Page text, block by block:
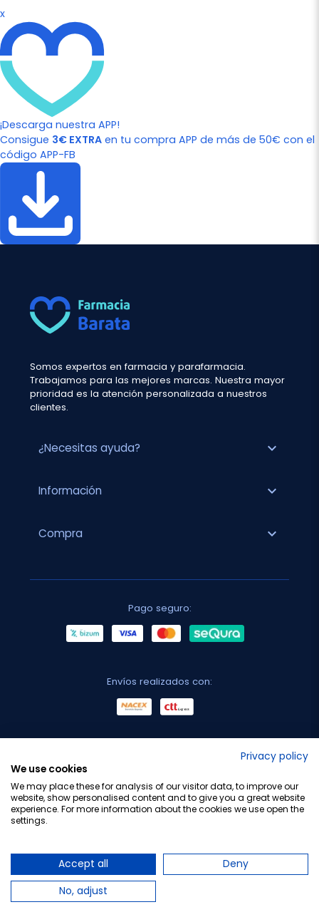
x
¡Descarga nuestra APP!
Consigue 3€ EXTRA en tu compra APP de más de 50€ con el
código APP-FB
Somos expertos en farmacia y parafarmacia.
Trabajamos para las mejores marcas. Nuestra mayor
prioridad es la atención personalizada a nuestros
clientes.
¿Necesitas ayuda? expand_more
Información expand_more
Compra expand_more
Pago seguro:
Envíos realizados con:
Privacy policy
We use cookies
We may place these for analysis of our visitor data, to improve our
website, show personalised content and to give you a great website
experience. For more information about the cookies we use open the
settings.
Accept all
Deny
No, adjust